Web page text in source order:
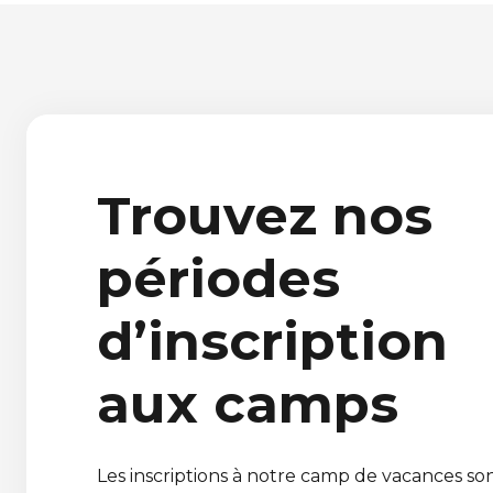
Trouvez nos
périodes
d’inscription
aux camps
Les inscriptions à notre camp de vacances